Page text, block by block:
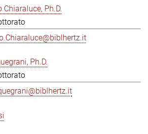
Chiaraluce, Ph.D.
Ph.D.